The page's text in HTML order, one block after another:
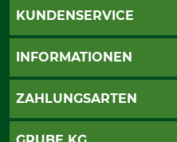
KUNDENSERVICE
Live-Shopping
INFORMATIONEN
AGB
ZAHLUNGSARTEN
PayPal